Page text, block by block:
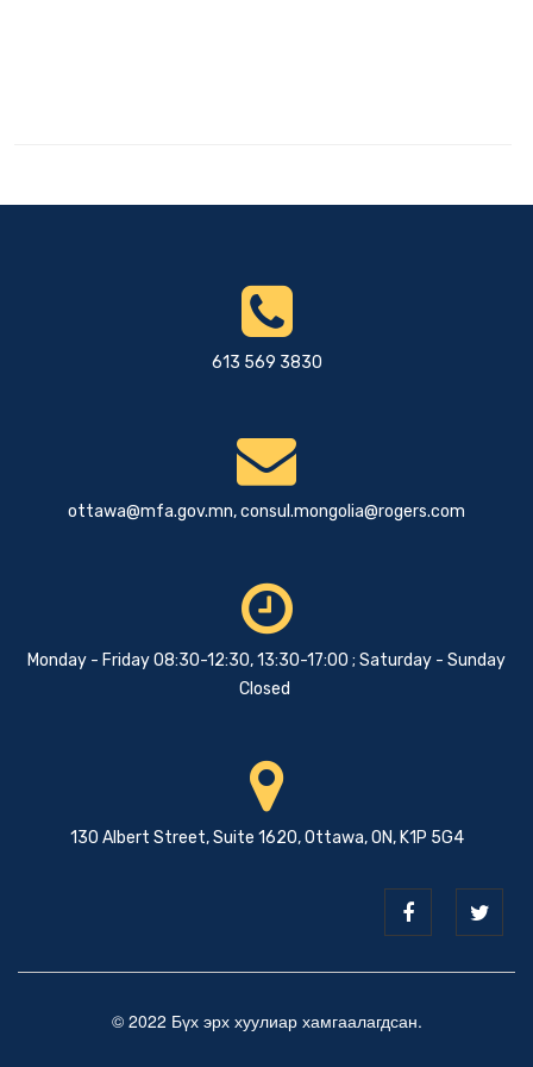
613 569 3830
ottawa@mfa.gov.mn,consul.mongolia@rogers.com
Monday - Friday 08:30-12:30, 13:30-17:00 ; Saturday - Sunday
Closed
130 Albert Street, Suite 1620, Ottawa, ON, K1P 5G4
© 2022 Бүх эрх хуулиар хамгаалагдсан.